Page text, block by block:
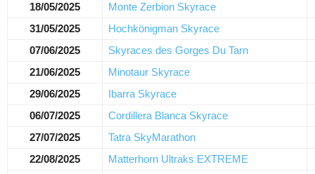
18/05/2025
Monte Zerbion Skyrace
31/05/2025
Hochkönigman Skyrace
07/06/2025
Skyraces des Gorges Du Tarn
21/06/2025
Minotaur Skyrace
29/06/2025
Ibarra Skyrace
06/07/2025
Cordillera Blanca Skyrace
27/07/2025
Tatra SkyMarathon
22/08/2025
Matterhorn Ultraks EXTREME